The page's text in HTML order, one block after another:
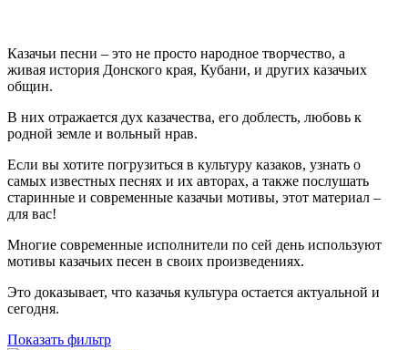
Казачьи песни – это не просто народное творчество, а
живая история Донского края, Кубани, и других казачьих
общин.
В них отражается дух казачества, его доблесть, любовь к
родной земле и вольный нрав.
Если вы хотите погрузиться в культуру казаков, узнать о
самых известных песнях и их авторах, а также послушать
старинные и современные казачьи мотивы, этот материал –
для вас!
Многие современные исполнители по сей день используют
мотивы казачьих песен в своих произведениях.
Это доказывает, что казачья культура остается актуальной и
сегодня.
Показать фильтр